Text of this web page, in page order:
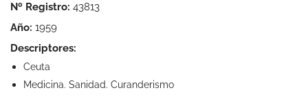
Nº Registro: 43813
Año: 1959
Descriptores:
Ceuta
Medicina. Sanidad. Curanderismo